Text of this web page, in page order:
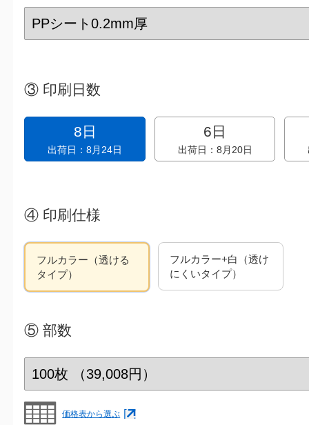
③ 印刷日数
8日
出荷日：8月24日
6日
出荷日：8月20日
④ 印刷仕様
フルカラー（透ける
タイプ）
フルカラー+白（透け
にくいタイプ）
⑤ 部数
価格表から選ぶ